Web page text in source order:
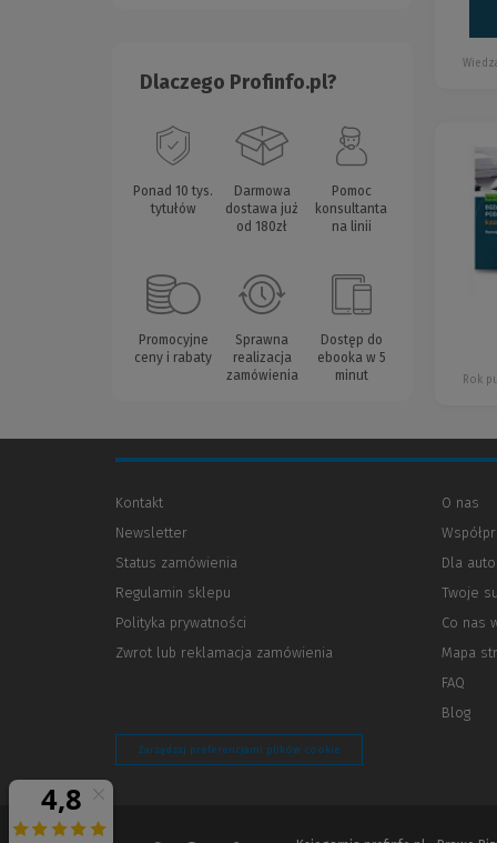
Dlaczego Profinfo.pl?
Ponad 10 tys.
tytułów
Darmowa
dostawa już
od 180zł
Pomoc
konsultanta
na linii
Promocyjne
ceny i rabaty
Sprawna
realizacja
zamówienia
Dostęp do
ebooka w 5
minut
Rok
Kontakt
Newsletter
Status zamówienia
Regulamin sklepu
Polityka prywatności
innej
Zwrot lub reklamacja zamówienia
O nas
Dla
Twoje
Co nas
Mapa
FAQ
Blog
Zarządzaj preferencjami plików cookie